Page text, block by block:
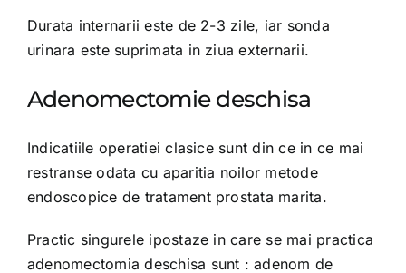
Durata internarii este de 2-3 zile, iar sonda
urinara este suprimata in ziua externarii.
Adenomectomie deschisa
Indicatiile operatiei clasice sunt din ce in ce mai
restranse odata cu aparitia noilor metode
endoscopice de tratament prostata marita.
Practic singurele ipostaze in care se mai practica
adenomectomia deschisa sunt : adenom de